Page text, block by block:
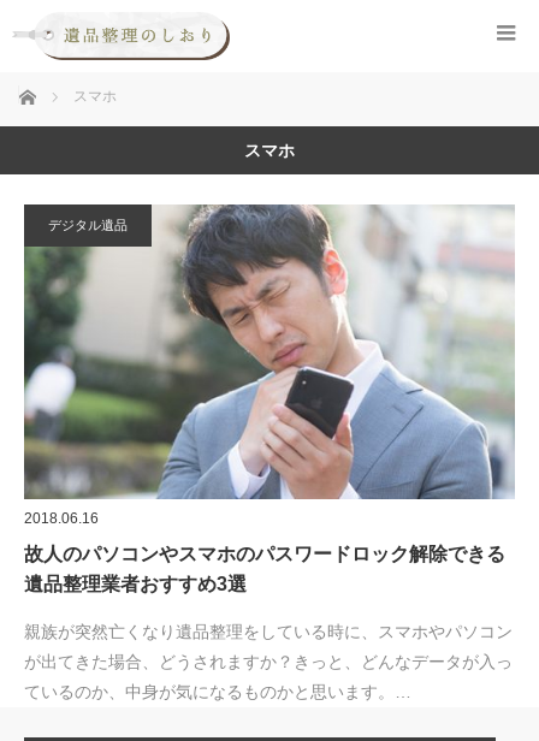
ホーム スマホ
スマホ
デジタル遺品
2018.06.16
故人のパソコンやスマホのパスワードロック解除できる
遺品整理業者おすすめ3選
親族が突然亡くなり遺品整理をしている時に、スマホやパソコン
が出てきた場合、どうされますか？きっと、どんなデータが入っ
ているのか、中身が気になるものかと思います。…